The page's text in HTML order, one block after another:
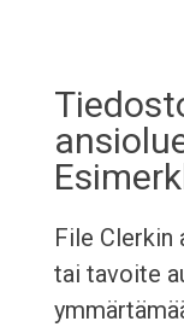
File Clerkin
tai tavoite